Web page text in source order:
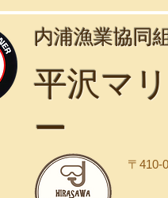
内浦漁業協同
平沢マ
ー
〒410-